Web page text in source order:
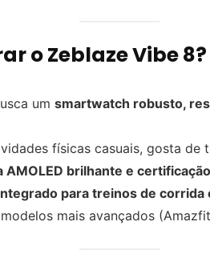
o Zeblaze Vibe 8?
um smartwatch robusto,
físicas casuais, gosta de
AMOLED brilhante e
para treinos de
mais avançados